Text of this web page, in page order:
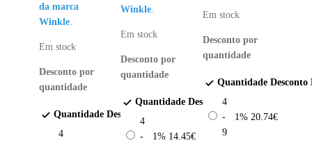
da marca
Winkle.
Em stock
Desconto por
quantidade
Quantidade Desconto
4
Winkle.
Em stock
Desconto por
quantidade
Quantidade Desconto
4
-
1% 14.45€
Em stock
Desconto por
quantidade
Quantidade Desconto
4
-
9
1% 20.74€